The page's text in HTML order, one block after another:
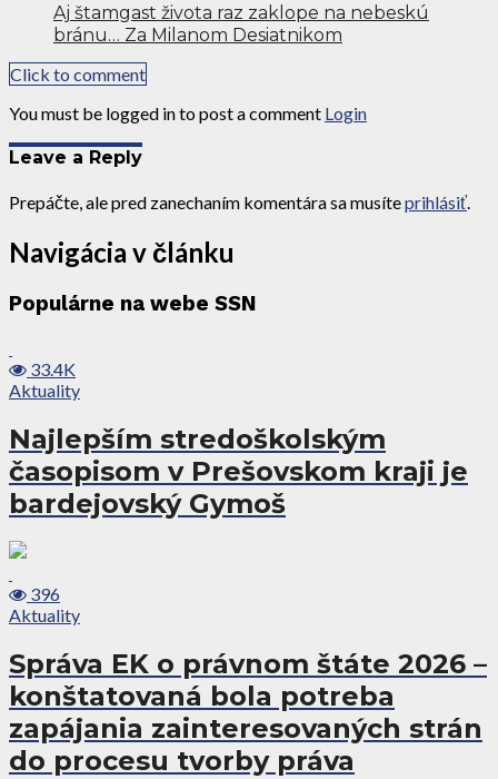
Aj štamgast života raz zaklope na nebeskú
bránu… Za Milanom Desiatnikom
Click to comment
You must be logged in to post a comment Login
Leave a Reply
Prepáčte, ale pred zanechaním komentára sa musíteprihlásiť.
Navigácia v článku
Populárne na webe SSN
33.4K
Aktuality
Najlepším stredoškolským
časopisom v Prešovskom kraji je
bardejovský Gymoš
396
Aktuality
Správa EK o právnom štáte 2026 –
konštatovaná bola potreba
zapájania zainteresovaných strán
do procesu tvorby práva